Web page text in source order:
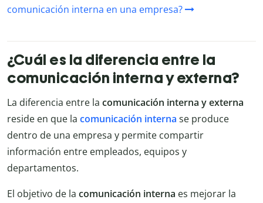
comunicación interna en una empresa?
¿Cuál es la diferencia entre la
comunicación interna y externa?
La diferencia entre la comunicación interna y externa
reside en que la comunicación interna se produce
dentro de una empresa y permite compartir
información entre empleados, equipos y
departamentos.
El objetivo de la comunicación interna es mejorar la